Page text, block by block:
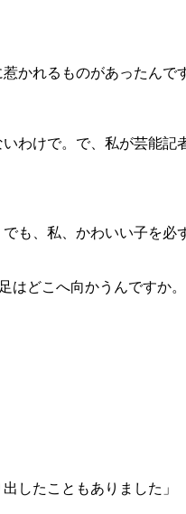
かれるものがあったんで
わけで。で、私が芸能記
も、私、かわいい子を
どこへ向かうんですか。
したこともありました」